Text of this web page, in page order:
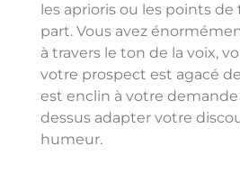
les aprioris ou les points de
part. Vous avez
à travers le ton de la voix,
votre prospect est agacé de
est enclin à votre
dessus adapter votre
humeur.